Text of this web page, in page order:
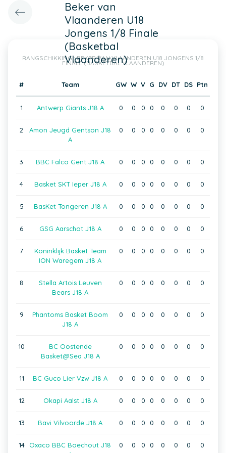
Beker van
Vlaanderen U18
Jongens 1/8 Finale
(Basketbal
Vlaanderen)
RANGSCHIKKING : BEKER VAN VLAANDEREN U18 JONGENS 1/8
FINALE (BASKETBAL VLAANDEREN)
# Team GW W V G DV DT DS Ptn
1 Antwerp Giants J18 A 0 0 0 0 0 0 0 0
2
Amon Jeugd Gentson J18
A
0 0 0 0 0 0 0 0
3 BBC Falco Gent J18 A 0 0 0 0 0 0 0 0
4 Basket SKT Ieper J18 A 0 0 0 0 0 0 0 0
5 BasKet Tongeren J18 A 0 0 0 0 0 0 0 0
6 GSG Aarschot J18 A 0 0 0 0 0 0 0 0
7
Koninklijk Basket Team
ION Waregem J18 A
0 0 0 0 0 0 0 0
8
Stella Artois Leuven
Bears J18 A
0 0 0 0 0 0 0 0
9
Phantoms Basket Boom
J18 A
0 0 0 0 0 0 0 0
10
BC Oostende
Basket@Sea J18 A
0 0 0 0 0 0 0 0
11 BC Guco Lier Vzw J18 A 0 0 0 0 0 0 0 0
12 Okapi Aalst J18 A 0 0 0 0 0 0 0 0
13 Bavi Vilvoorde J18 A 0 0 0 0 0 0 0 0
14
Oxaco BBC Boechout J18
0 0 0 0 0 0 0 0